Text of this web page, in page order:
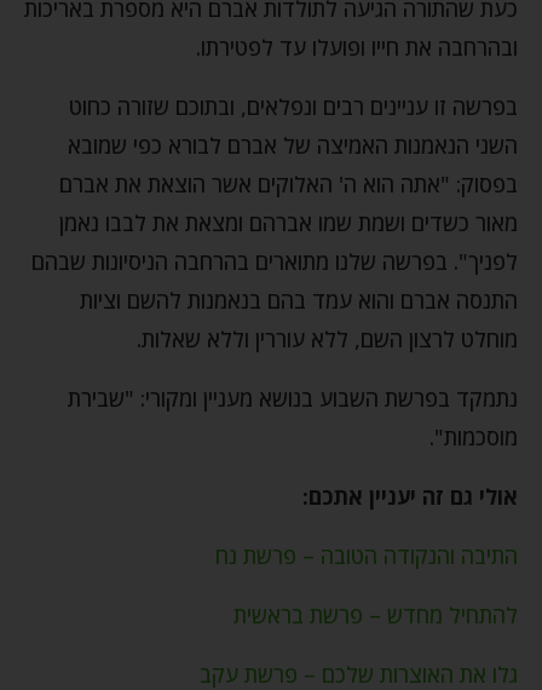
כעת שהתורה הגיעה לתולדות אברם היא מספרת באריכות
ובהרחבה את חייו ופועלו עד לפטירתו.
בפרשה זו עניינים רבים ונפלאים, ובתוכם שזורה כחוט
השני הנאמנות האמיצה של אברם לבורא כפי שמובא
בפסוק: "אתה הוא ה' האלוקים אשר הוצאת את אברם
מאור כשדים ושמת שמו אברהם ומצאת את לבבו נאמן
לפניך". בפרשה שלנו מתוארים בהרחבה הניסיונות שבהם
התנסה אברם והוא עמד בהם בנאמנות להשם וציות
מוחלט לרצון השם, ללא עוררין וללא שאלות.
נתמקד בפרשת השבוע בנושא מעניין ומקורי: "שבירת
מוסכמות".
אולי גם זה יעניין אתכם:
התיבה והנקודה הטובה – פרשת נח
להתחיל מחדש – פרשת בראשית
גלו את האוצרות שלכם – פרשת עקב